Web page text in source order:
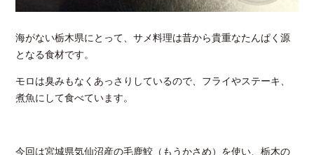
海がない栃木県にとって、サメ料理は昔から貴重なたんぱく源
となる食材です。
モロは臭みもなくあっさりしているので、フライやステーキ、
煮魚にして食べています。
今回は宮城県気仙沼産の毛鹿鮫（もうかさめ）を使い、栃木の